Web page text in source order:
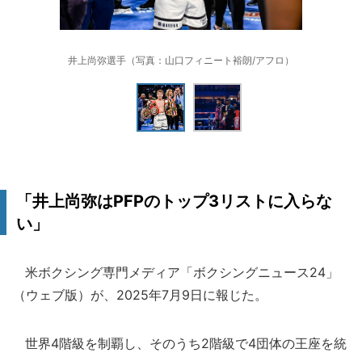
井上尚弥選手（写真：山口フィニート裕朗/アフロ）
「井上尚弥はPFPのトップ3リストに入らな
い」
米ボクシング専門メディア「ボクシングニュース24」
（ウェブ版）が、2025年7月9日に報じた。
世界4階級を制覇し、そのうち2階級で4団体の王座を統